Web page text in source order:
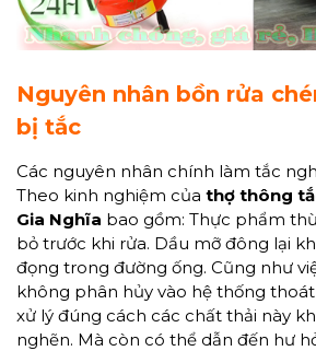
Nguyên nhân bồn rửa
bị tắc
Các nguyên nhân chính làm tắc
Theo kinh nghiệm của thợ thông
Gia Nghĩa bao gồm: Thực phẩm
bỏ trước khi rửa. Dầu mỡ đông lại
đọng trong đường ống. Cũng như
không phân hủy vào hệ thống
xử lý đúng cách các chất thải này
nghẽn. Mà còn có thể dẫn đến hư